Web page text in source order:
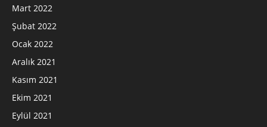
Mart 2022
Şubat 2022
Ocak 2022
Aralık 2021
Kasım 2021
Ekim 2021
Eylül 2021